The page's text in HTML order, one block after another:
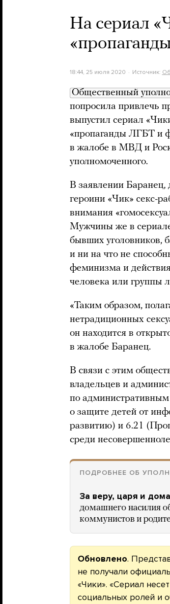
На сериал
18:44, 25 июля 2020 Источник:
Общественный
попросила привлечь
выпустил сериал
«пропаганды ЛГБТ и
в жалобе в МВД и
уполномоченного.
В заявлении Баранец,
героини «Чик» секс-
внимания
Мужчины же в
бывших уголовников,
и ни на что не
феминизма и
человека или группы
«Таким образом,
нетрадиционных
он находится в
в жалобе Баранец.
В связи с этим
владельцев и
по административным
о защите детей от
развитию) и 6.21
среди
ПОДРОБНЕЕ ОБ
За веру, царя и
домашнего насилия
коммунистов и
Обновлено.
не получали
«Чики». «Сериал
социальных ролей и